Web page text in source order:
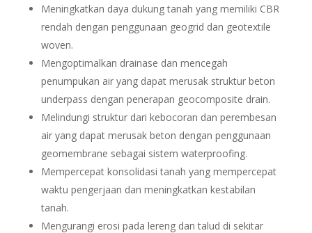
Meningkatkan daya dukung tanah yang memiliki CBR
rendah dengan penggunaan geogrid dan geotextile
woven.
Mengoptimalkan drainase dan mencegah
penumpukan air yang dapat merusak struktur beton
underpass dengan penerapan geocomposite drain.
Melindungi struktur dari kebocoran dan perembesan
air yang dapat merusak beton dengan penggunaan
geomembrane sebagai sistem waterproofing.
Mempercepat konsolidasi tanah yang mempercepat
waktu pengerjaan dan meningkatkan kestabilan
tanah.
Mengurangi erosi pada lereng dan talud di sekitar